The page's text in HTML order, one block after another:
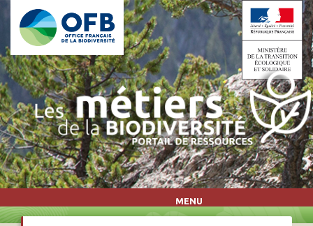
Aller au contenu principal
MENU